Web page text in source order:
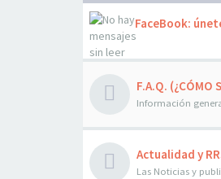
FaceBook:
F.A.Q. (¿CÓMO
Información
Actualidad y
Las Noticias y